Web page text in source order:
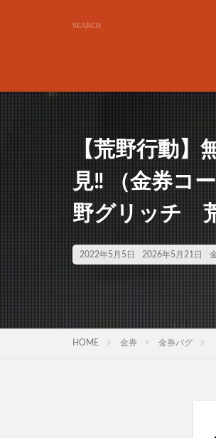
【荒野行動
見‼️ （金券
野グリッチ
2022年5月5日 2026年5月21日
HOME 金券 金券バグ